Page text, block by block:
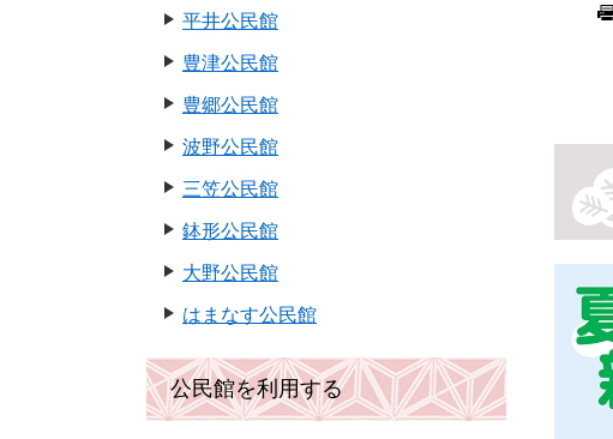
平井公民館
豊津公民館
豊郷公民館
波野公民館
三笠公民館
鉢形公民館
大野公民館
はまなす公民館
公民館を利用する